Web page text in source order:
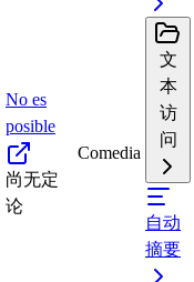
No es
posible
尚无定
论
Comedia
文
本
访
问
自动
摘要